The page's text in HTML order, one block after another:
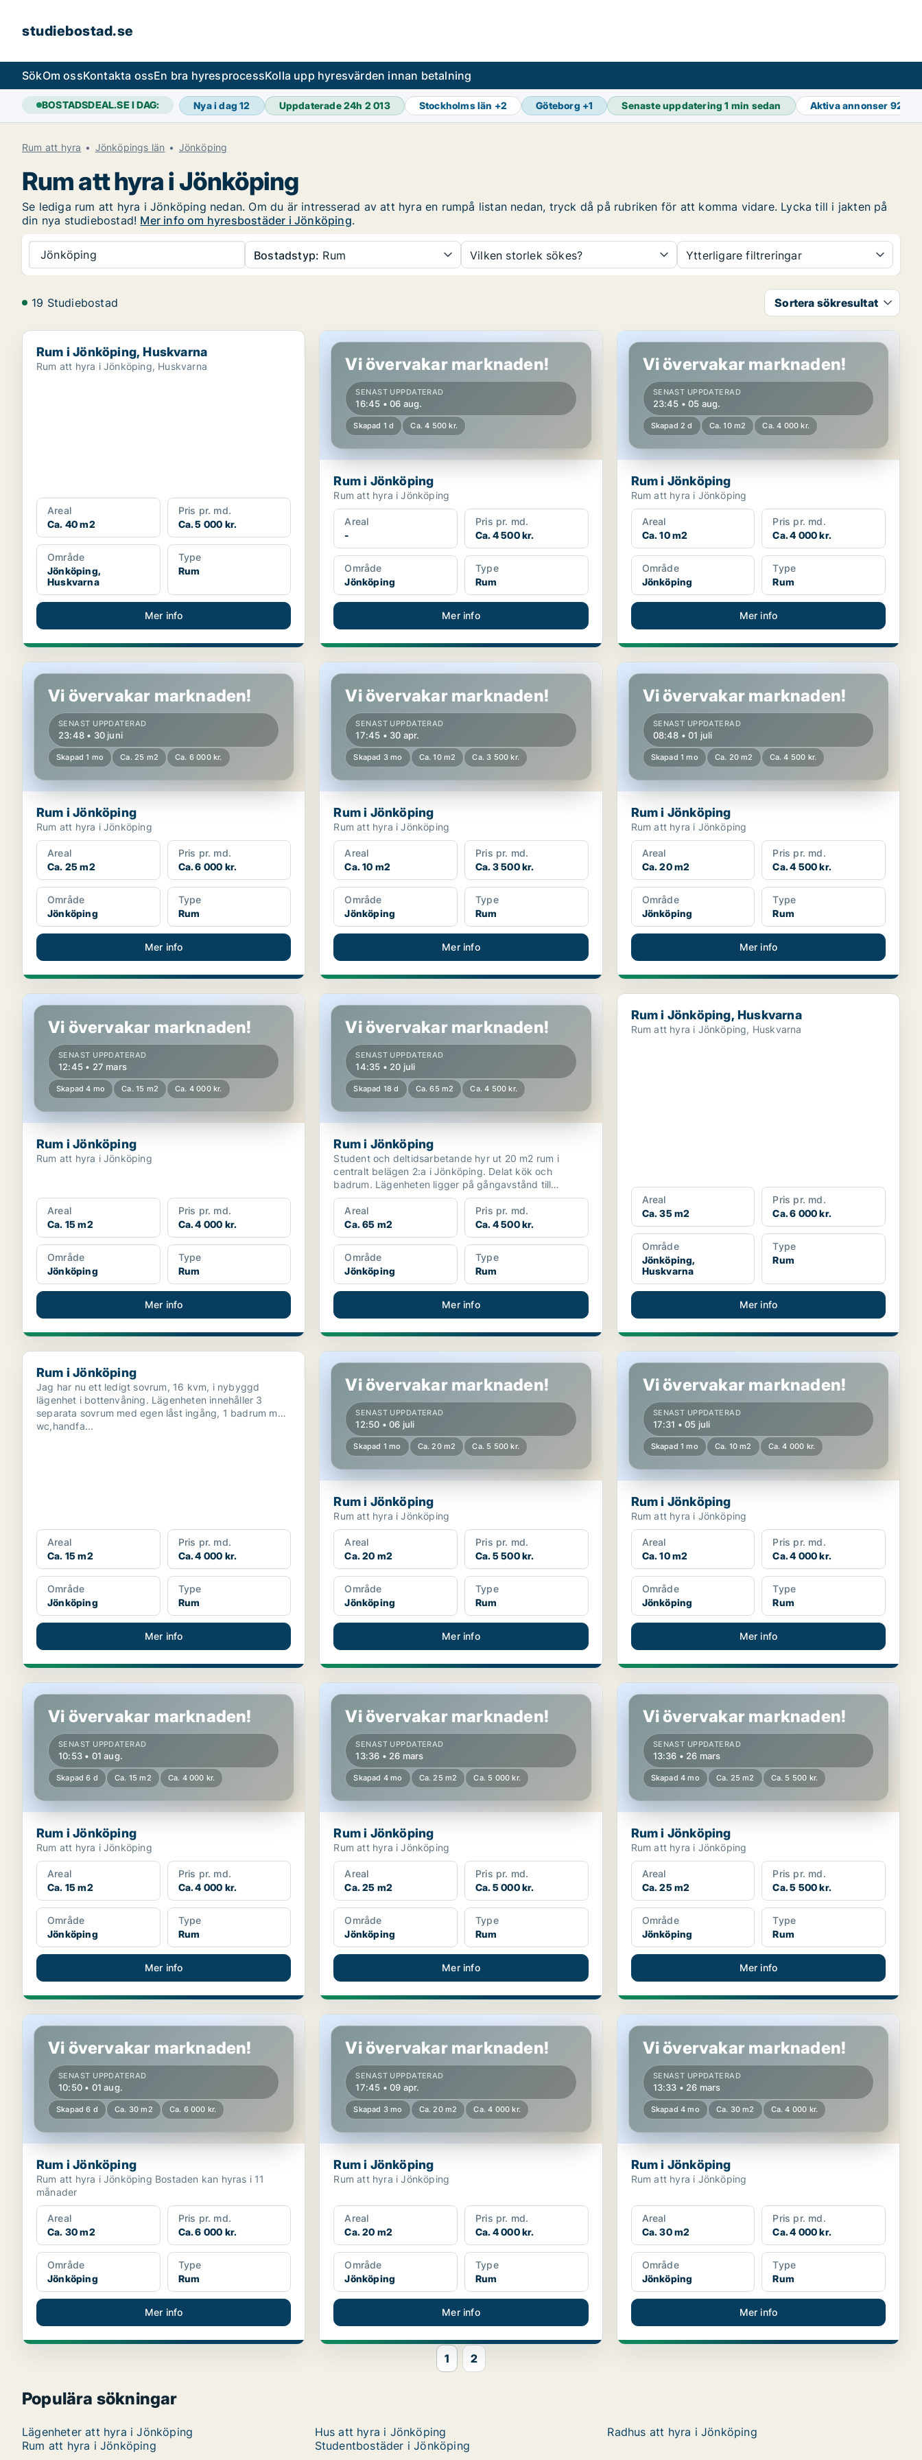
studiebostad.se
SökOm ossKontakta ossEn bra hyresprocessKolla upp hyresvärden innan betalning
BOSTADSDEAL.SE I DAG: Nya i dag12 Uppdaterade 24h 2 013 Stockholms län +2 Göteborg +1 Senaste uppdatering1 min sedan Aktiva annonser 92
Rum att hyra Jönköpings län Jönköping
Rum att hyra i Jönköping
Se lediga rum att hyra i Jönköping nedan. Om du är intresserad av att hyra en rumpå listan nedan, tryck då på rubriken för att komma vidare. Lycka till i jakten på
din nya studiebostad! Mer info om hyresbostäder i Jönköping.
Jönköping Bostadstyp: Rum Vilken storlek sökes? Ytterligare filtreringar
19 Studiebostad Sortera sökresultat
Rum i Jönköping, Huskvarna
Rum i Jönköping, Huskvarna
Rum att hyra i Jönköping, Huskvarna
Areal
Ca. 40 m2
Pris pr. md.
Ca. 5 000 kr.
Område
Jönköping,
Huskvarna
Type
Rum
Mer info
Rum i Jönköping
Vi övervakar marknaden!
SENAST UPPDATERAD
16:45 • 06 aug.
Skapad 1 d Ca. 4 500 kr.
Rum i Jönköping
Rum att hyra i Jönköping
Areal
-
Pris pr. md.
Ca. 4 500 kr.
Område
Jönköping
Type
Rum
Mer info
Rum i Jönköping
Vi övervakar marknaden!
SENAST UPPDATERAD
23:45 • 05 aug.
Skapad 2 d Ca. 10 m2 Ca. 4 000 kr.
Rum i Jönköping
Rum att hyra i Jönköping
Areal
Ca. 10 m2
Pris pr. md.
Ca. 4 000 kr.
Område
Jönköping
Type
Rum
Mer info
Rum i Jönköping
Vi övervakar marknaden!
SENAST UPPDATERAD
23:48 • 30 juni
Skapad 1 mo Ca. 25 m2 Ca. 6 000 kr.
Rum i Jönköping
Rum att hyra i Jönköping
Areal
Ca. 25 m2
Pris pr. md.
Ca. 6 000 kr.
Område
Jönköping
Type
Rum
Mer info
Rum i Jönköping
Vi övervakar marknaden!
SENAST UPPDATERAD
17:45 • 30 apr.
Skapad 3 mo Ca. 10 m2 Ca. 3 500 kr.
Rum i Jönköping
Rum att hyra i Jönköping
Areal
Ca. 10 m2
Pris pr. md.
Ca. 3 500 kr.
Område
Jönköping
Type
Rum
Mer info
Rum i Jönköping
Vi övervakar marknaden!
SENAST UPPDATERAD
08:48 • 01 juli
Skapad 1 mo Ca. 20 m2 Ca. 4 500 kr.
Rum i Jönköping
Rum att hyra i Jönköping
Areal
Ca. 20 m2
Pris pr. md.
Ca. 4 500 kr.
Område
Jönköping
Type
Rum
Mer info
Rum i Jönköping
Vi övervakar marknaden!
SENAST UPPDATERAD
12:45 • 27 mars
Skapad 4 mo Ca. 15 m2 Ca. 4 000 kr.
Rum i Jönköping
Rum att hyra i Jönköping
Areal
Ca. 15 m2
Pris pr. md.
Ca. 4 000 kr.
Område
Jönköping
Type
Rum
Mer info
Rum i Jönköping
Vi övervakar marknaden!
SENAST UPPDATERAD
14:35 • 20 juli
Skapad 18 d Ca. 65 m2 Ca. 4 500 kr.
Rum i Jönköping
Student och deltidsarbetande hyr ut 20 m2 rum i
centralt belägen 2:a i Jönköping. Delat kök och
badrum. Lägenheten ligger på gångavstånd till
centralstatione...
Areal
Ca. 65 m2
Pris pr. md.
Ca. 4 500 kr.
Område
Jönköping
Type
Rum
Mer info
Rum i Jönköping, Huskvarna
Rum i Jönköping, Huskvarna
Rum att hyra i Jönköping, Huskvarna
Areal
Ca. 35 m2
Pris pr. md.
Ca. 6 000 kr.
Område
Jönköping,
Huskvarna
Type
Rum
Mer info
Rum i Jönköping
Rum i Jönköping
Jag har nu ett ledigt sovrum, 16 kvm, i nybyggd
lägenhet i bottenvåning. Lägenheten innehåller 3
separata sovrum med egen låst ingång, 1 badrum med
wc,handfa...
Areal
Ca. 15 m2
Pris pr. md.
Ca. 4 000 kr.
Område
Jönköping
Type
Rum
Mer info
Rum i Jönköping
Vi övervakar marknaden!
SENAST UPPDATERAD
12:50 • 06 juli
Skapad 1 mo Ca. 20 m2 Ca. 5 500 kr.
Rum i Jönköping
Rum att hyra i Jönköping
Areal
Ca. 20 m2
Pris pr. md.
Ca. 5 500 kr.
Område
Jönköping
Type
Rum
Mer info
Rum i Jönköping
Vi övervakar marknaden!
SENAST UPPDATERAD
17:31 • 05 juli
Skapad 1 mo Ca. 10 m2 Ca. 4 000 kr.
Rum i Jönköping
Rum att hyra i Jönköping
Areal
Ca. 10 m2
Pris pr. md.
Ca. 4 000 kr.
Område
Jönköping
Type
Rum
Mer info
Rum i Jönköping
Vi övervakar marknaden!
SENAST UPPDATERAD
10:53 • 01 aug.
Skapad 6 d Ca. 15 m2 Ca. 4 000 kr.
Rum i Jönköping
Rum att hyra i Jönköping
Areal
Ca. 15 m2
Pris pr. md.
Ca. 4 000 kr.
Område
Jönköping
Type
Rum
Mer info
Rum i Jönköping
Vi övervakar marknaden!
SENAST UPPDATERAD
13:36 • 26 mars
Skapad 4 mo Ca. 25 m2 Ca. 5 000 kr.
Rum i Jönköping
Rum att hyra i Jönköping
Areal
Ca. 25 m2
Pris pr. md.
Ca. 5 000 kr.
Område
Jönköping
Type
Rum
Mer info
Rum i Jönköping
Vi övervakar marknaden!
SENAST UPPDATERAD
13:36 • 26 mars
Skapad 4 mo Ca. 25 m2 Ca. 5 500 kr.
Rum i Jönköping
Rum att hyra i Jönköping
Areal
Ca. 25 m2
Pris pr. md.
Ca. 5 500 kr.
Område
Jönköping
Type
Rum
Mer info
Rum i Jönköping
Vi övervakar marknaden!
SENAST UPPDATERAD
10:50 • 01 aug.
Skapad 6 d Ca. 30 m2 Ca. 6 000 kr.
Rum i Jönköping
Rum att hyra i Jönköping Bostaden kan hyras i 11
månader
Areal
Ca. 30 m2
Pris pr. md.
Ca. 6 000 kr.
Område
Jönköping
Type
Rum
Mer info
Rum i Jönköping
Vi övervakar marknaden!
SENAST UPPDATERAD
17:45 • 09 apr.
Skapad 3 mo Ca. 20 m2 Ca. 4 000 kr.
Rum i Jönköping
Rum att hyra i Jönköping
Areal
Ca. 20 m2
Pris pr. md.
Ca. 4 000 kr.
Område
Jönköping
Type
Rum
Mer info
Rum i Jönköping
Vi övervakar marknaden!
SENAST UPPDATERAD
13:33 • 26 mars
Skapad 4 mo Ca. 30 m2 Ca. 4 000 kr.
Rum i Jönköping
Rum att hyra i Jönköping
Areal
Ca. 30 m2
Pris pr. md.
Ca. 4 000 kr.
Område
Jönköping
Type
Rum
Mer info
1 2
Populära sökningar
Lägenheter att hyra i Jönköping Hus att hyra i Jönköping
Radhus att hyra i Jönköping
Rum att hyra i Jönköping
Studentbostäder i Jönköping